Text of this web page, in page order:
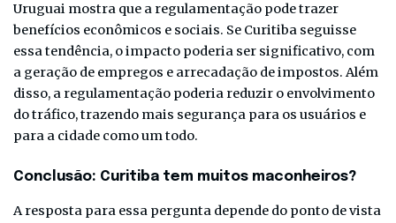
Uruguai mostra que a regulamentação pode trazer
benefícios econômicos e sociais. Se Curitiba seguisse
essa tendência, o impacto poderia ser significativo, com
a geração de empregos e arrecadação de impostos. Além
disso, a regulamentação poderia reduzir o envolvimento
do tráfico, trazendo mais segurança para os usuários e
para a cidade como um todo.
Conclusão: Curitiba tem muitos maconheiros?
A resposta para essa pergunta depende do ponto de vista